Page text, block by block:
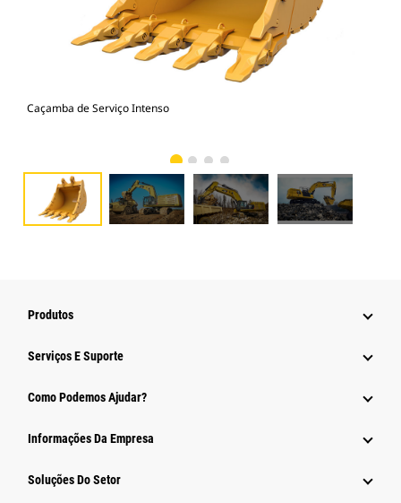
Caçamba de Serviço Intenso
Produtos
Serviços E Suporte
Como Podemos Ajudar?
Informações Da Empresa
Soluções Do Setor